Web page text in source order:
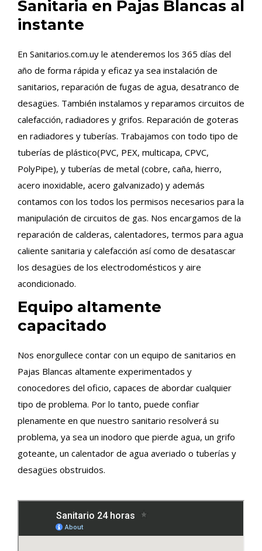
Sanitaria en Pajas Blancas al
instante
En Sanitarios.com.uy le atenderemos los 365 días del
año de forma rápida y eficaz ya sea instalación de
sanitarios, reparación de fugas de agua, desatranco de
desagües. También instalamos y reparamos circuitos de
calefacción, radiadores y grifos. Reparación de goteras
en radiadores y tuberías. Trabajamos con todo tipo de
tuberías de plástico(PVC, PEX, multicapa, CPVC,
PolyPipe), y tuberías de metal (cobre, caña, hierro,
acero inoxidable, acero galvanizado) y además
contamos con los todos los permisos necesarios para la
manipulación de circuitos de gas. Nos encargamos de la
reparación de calderas, calentadores, termos para agua
caliente sanitaria y calefacción así como de desatascar
los desagües de los electrodomésticos y aire
acondicionado.
Equipo altamente
capacitado
Nos enorgullece contar con un equipo de sanitarios en
Pajas Blancas altamente experimentados y
conocedores del oficio, capaces de abordar cualquier
tipo de problema. Por lo tanto, puede confiar
plenamente en que nuestro sanitario resolverá su
problema, ya sea un inodoro que pierde agua, un grifo
goteante, un calentador de agua averiado o tuberías y
desagües obstruidos.